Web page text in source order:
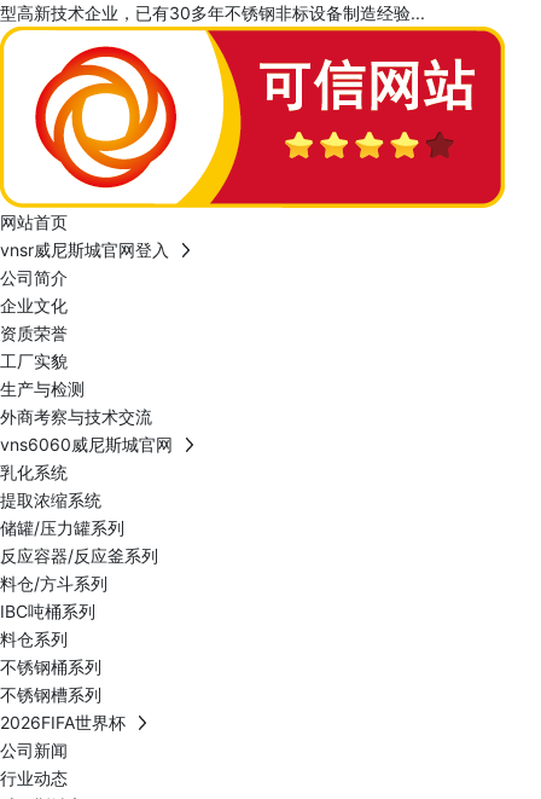
型高新技术企业，已有30多年不锈钢非标设备制造经验...
网站首页
vnsr威尼斯城官网登入
公司简介
企业文化
资质荣誉
工厂实貌
生产与检测
外商考察与技术交流
vns6060威尼斯城官网
乳化系统
提取浓缩系统
储罐/压力罐系列
反应容器/反应釜系列
料仓/方斗系列
IBC吨桶系列
料仓系列
不锈钢桶系列
不锈钢槽系列
2026FIFA世界杯
公司新闻
行业动态